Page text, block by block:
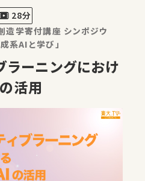
その推進力となる「産学
当てたシンポジウムを…
28分
造学寄付講座 シンポジウ
系AIと学び」
ラーニングにおけ
活用